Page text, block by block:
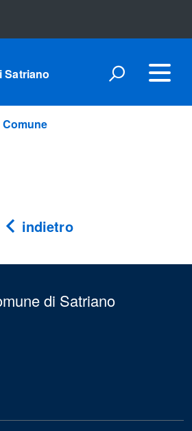
Satriano
indietro
di Satriano